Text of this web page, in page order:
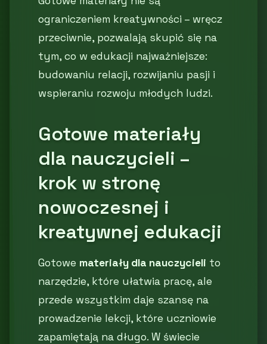
ograniczeniem kreatywności – wręcz
przeciwnie, pozwalają skupić się na
tym, co w edukacji najważniejsze:
budowaniu relacji, rozwijaniu pasji i
wspieraniu rozwoju młodych ludzi.
Gotowe materiały
dla nauczycieli –
krok w stronę
nowoczesnej i
kreatywnej edukacji
Gotowe materiały dla nauczycieli to
narzędzie, które ułatwia pracę, ale
przede wszystkim daje szansę na
prowadzenie lekcji, które uczniowie
zapamiętają na długo. W świecie